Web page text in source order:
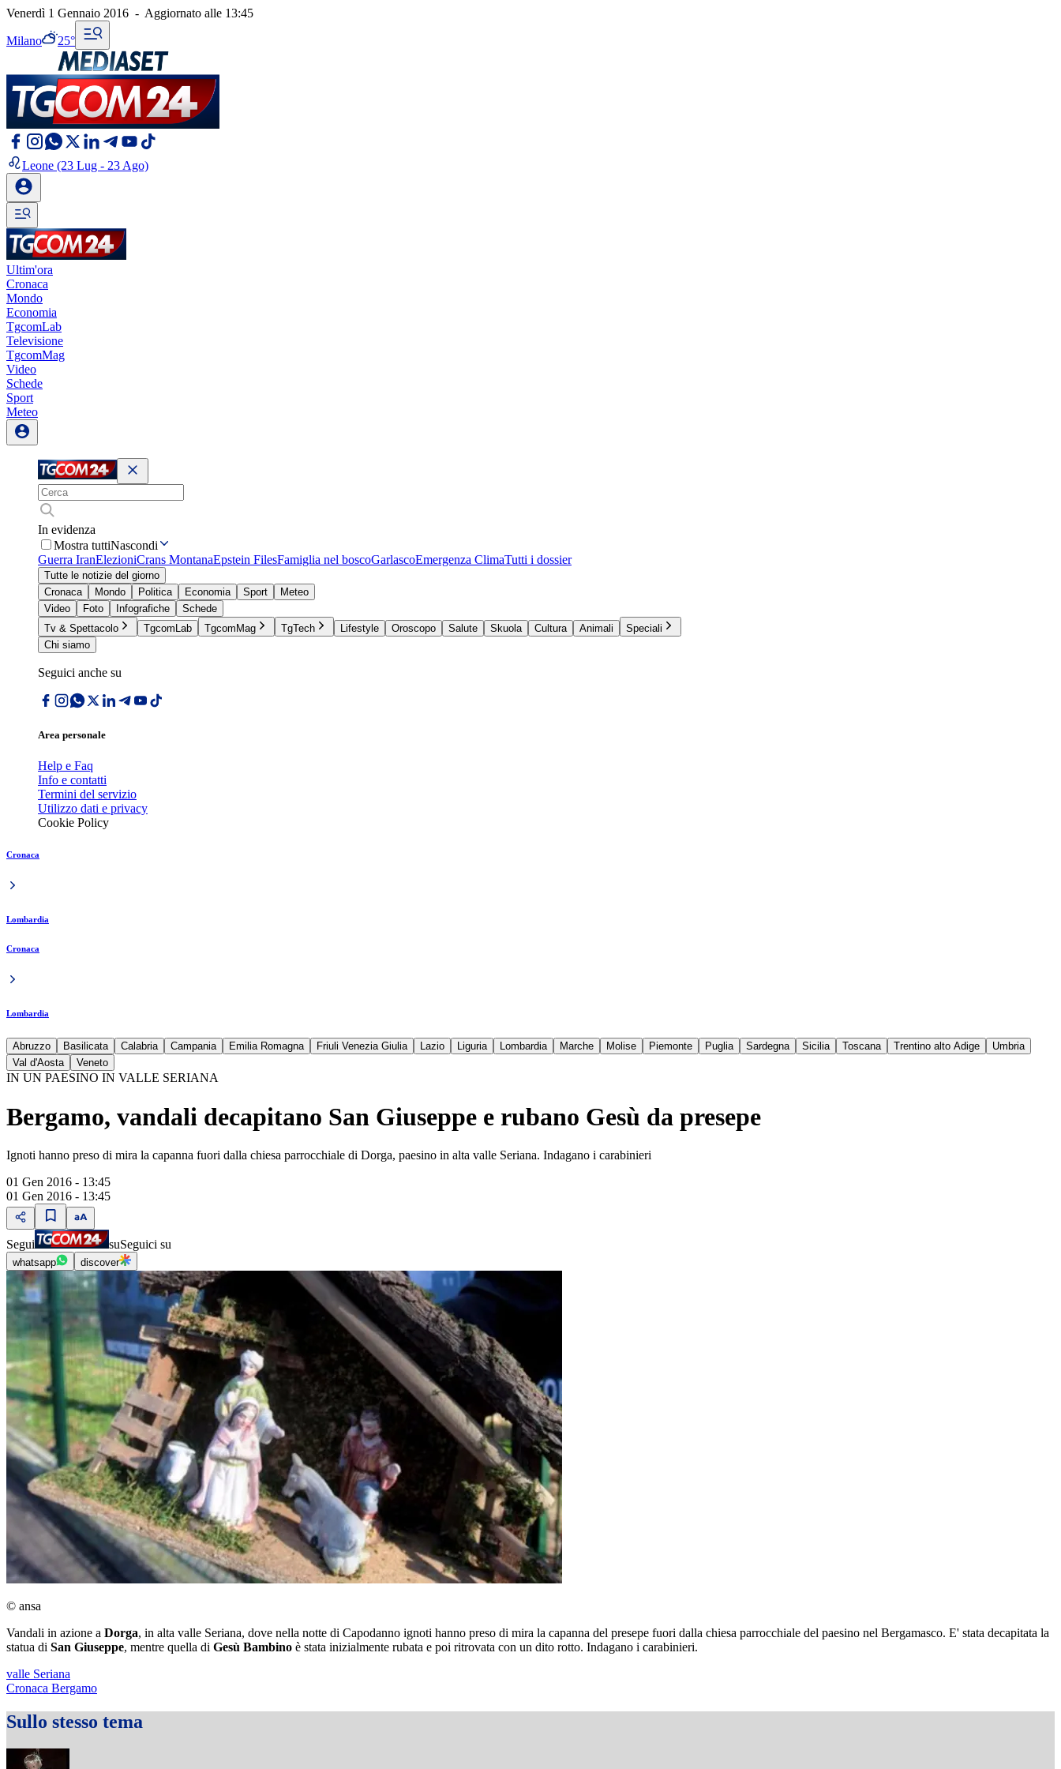
Venerdì 1 Gennaio 2016 - Aggiornato alle 13:45
Milano 25°
Leone (23 Lug - 23 Ago)
Ultim'ora
Cronaca
Mondo
Economia
TgcomLab
Televisione
TgcomMag
Video
Schede
Sport
Meteo
In evidenza
Mostra tuttiNascondi
Guerra IranElezioniCrans MontanaEpstein FilesFamiglia nel boscoGarlascoEmergenza ClimaTutti i dossier
Tutte le notizie del giorno
Cronaca
Mondo Politica Economia Sport
Meteo
Video
Foto Infografiche
Schede
Tv & Spettacolo
TgcomLab TgcomMag TgTech Lifestyle Oroscopo Salute Skuola Cultura Animali
Speciali
Chi siamo
Seguici anche su
Area personale
Help e Faq
Info e contatti
Termini del servizio
Utilizzo dati e privacy
Cookie Policy
Cronaca
Lombardia
Cronaca
Lombardia
Abruzzo Basilicata Calabria Campania Emilia Romagna Friuli Venezia Giulia Lazio Liguria Lombardia Marche Molise Piemonte Puglia Sardegna Sicilia Toscana Trentino alto Adige
Umbria
Val d'Aosta
Veneto
IN UN PAESINO IN VALLE SERIANA
Bergamo, vandali decapitano San Giuseppe e rubano Gesù da presepe
Ignoti hanno preso di mira la capanna fuori dalla chiesa parrocchiale di Dorga, paesino in alta valle Seriana. Indagano i carabinieri
01 Gen 2016 - 13:45
01 Gen 2016 - 13:45
Segui suSeguici su
whatsapp discover
© ansa
Vandali in azione a Dorga, in alta valle Seriana, dove nella notte di Capodanno ignoti hanno preso di mira la capanna del presepe fuori dalla chiesa parrocchiale del paesino nel Bergamasco. E' stata decapitata la
statua di San Giuseppe, mentre quella di Gesù Bambino è stata inizialmente rubata e poi ritrovata con un dito rotto. Indagano i carabinieri.
valle Seriana
Cronaca Bergamo
Sullo stesso tema